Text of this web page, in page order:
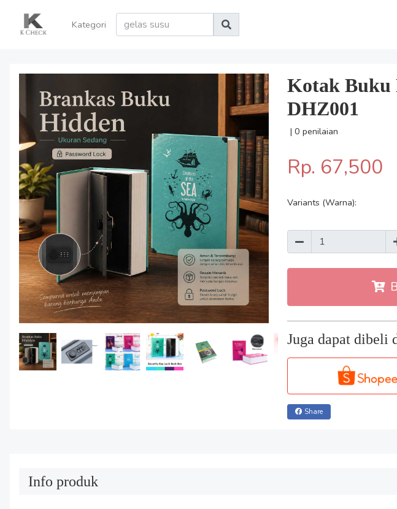
Kategori
Kotak Buku
DHZ001
| 0 penilaian
Rp. 67,500
Variants (Warna):
Juga dapat dibeli
Share
Info produk